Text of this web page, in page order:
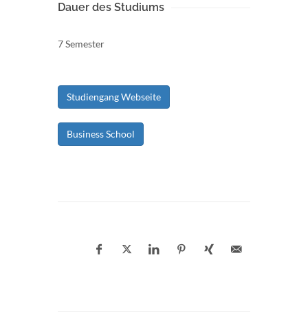
Dauer des Studiums
7 Semester
Studiengang Webseite
Business School